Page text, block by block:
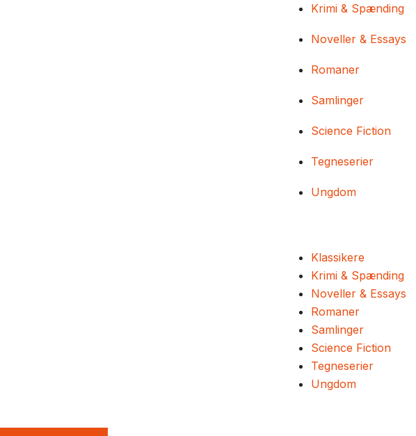
Krimi & Spænding
Noveller & Essays
Romaner
Samlinger
Science Fiction
Tegneserier
Ungdom
Klassikere
Krimi & Spænding
Noveller & Essays
Romaner
Samlinger
Science Fiction
Tegneserier
Ungdom